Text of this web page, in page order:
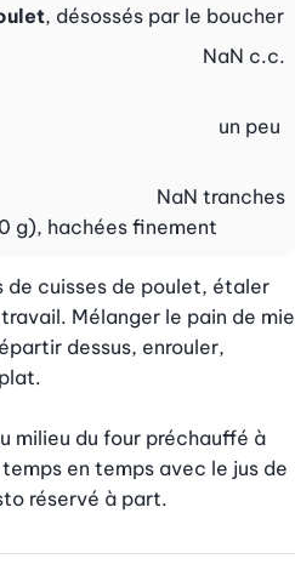
, désossés par le boucher
NaN c.c.
un peu
g), hachées finement
NaN tranches
de cuisses de poulet, étaler
Mélanger le pain de mie
dessus, enrouler,
milieu du four préchauffé à
en temps avec le jus de
réservé à part.